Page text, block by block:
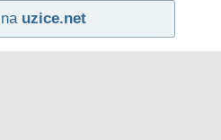
uzice.net